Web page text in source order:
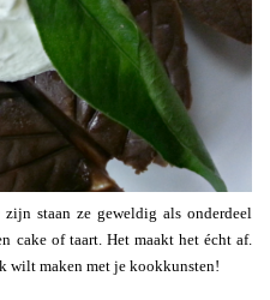
staan ze geweldig als onderdeel
cake of taart. Het maakt het écht af.
wilt maken met je kookkunsten!